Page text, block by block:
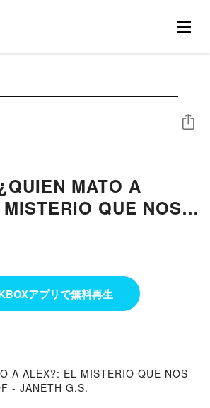
MATO A
QUE NOS
G.S. Gratis - EPUB,
シェア
アプリで無料再生
A ALEX?: EL MISTERIO QUE NOS
- JANETH G.S.